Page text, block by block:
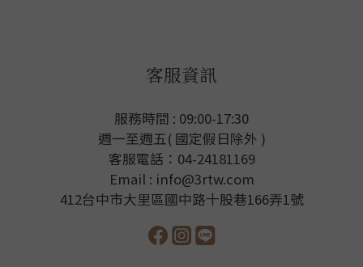
客服資訊
服務時間 : 09:00-17:30
週一至週五( 國定假日除外 )
客服電話：04-24181169
Email : info@3rtw.com
412台中市大里區國中路十股巷166弄1號